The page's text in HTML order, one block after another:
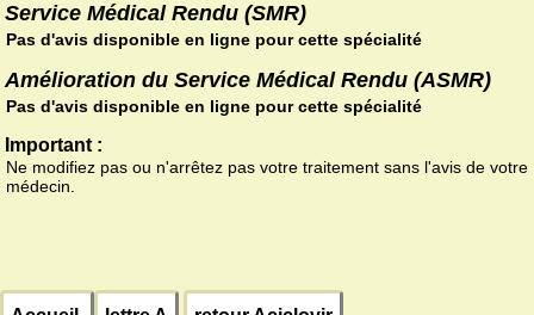
Service Médical Rendu (SMR)
Pas d'avis disponible en ligne pour cette spécialité
Amélioration du Service Médical Rendu (ASMR)
Pas d'avis disponible en ligne pour cette spécialité
Important :
Ne modifiez pas ou n'arrêtez pas votre traitement sans l'avis de votre
médecin.